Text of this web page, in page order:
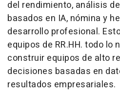
del rendimiento, análisis
basados en IA, nómina y
desarrollo profesional.
equipos de RR.HH. todo lo
construir equipos de alto
decisiones basadas en
resultados empresariales.